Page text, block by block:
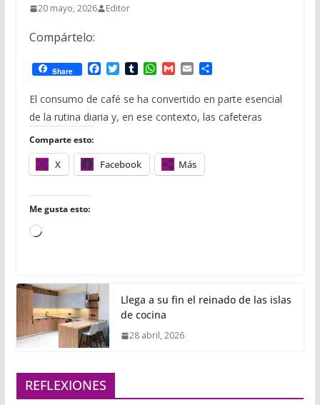
20 mayo, 2026 Editor
Compártelo:
Share
F
c
e
b
k
T
i
t
t
T
m
b
l
W
a
t
s
p
G
a
i
l
E
a
i
l
C
m
p
a
El consumo de café se ha convertido en parte esencial
de la rutina diaria y, en ese contexto, las cafeteras
Comparte esto:
X Facebook Más
Me gusta esto:
Cargando...
Llega a su fin el reinado de las islas
de cocina
28 abril, 2026
REFLEXIONES